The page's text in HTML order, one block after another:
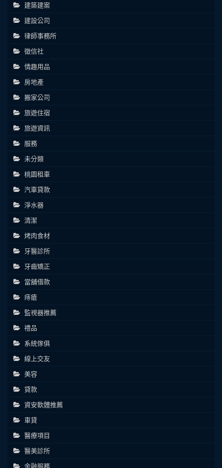
建築建案
建設公司
律師事務所
徵信社
情趣用品
房地產
搬家公司
旅遊住宿
旅遊資訊
服務
未分類
桃園租車
汽車貸款
淨水器
清潔
烤肉食材
牙醫診所
牙齒矯正
當舖借款
痔瘡
監視器推薦
禮品
系統傢俱
線上交友
美容
貸款
資安軟體推薦
車貸
醫療項目
醫美診所
金融服務